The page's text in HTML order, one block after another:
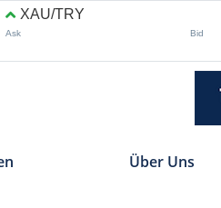
Über Uns